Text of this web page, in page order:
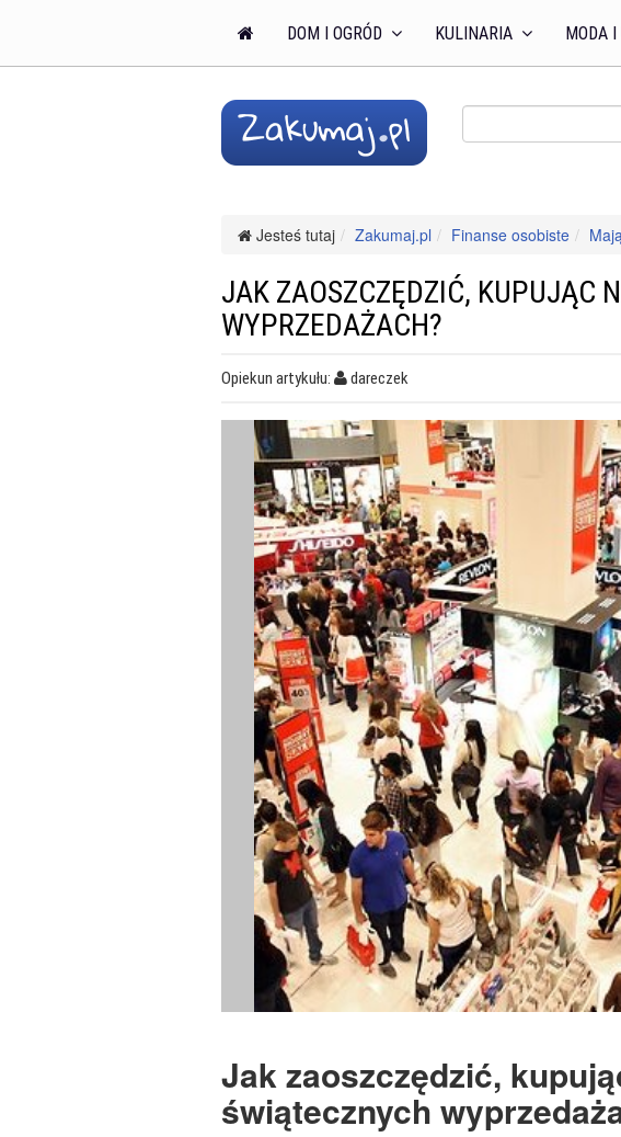
DOM I OGRÓD KULINARIA MODA I
Jesteś tutaj Zakumaj.pl Finanse osobiste
JAK ZAOSZCZĘDZIĆ, KUPUJĄC
WYPRZEDAŻACH?
Opiekun artykułu: dareczek
Jak zaoszczędzić,
świątecznych